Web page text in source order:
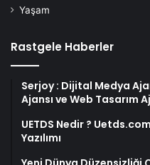
Yaşam
Rastgele Haberler
Serjoy : Dijital Medya
Ajansı ve Web Tasarım
UETDS Nedir ?
Yazılımı